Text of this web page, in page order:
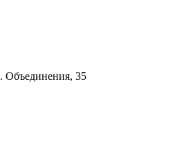
Объединения, 35